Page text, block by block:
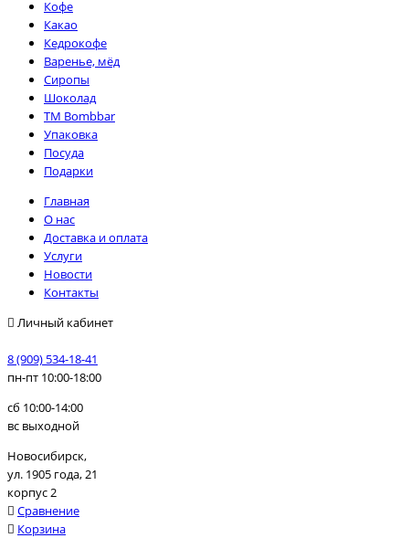
Кофе
Какао
Кедрокофе
Варенье, мёд
Сиропы
Шоколад
TM Bombbar
Упаковка
Посуда
Подарки
Главная
О нас
Доставка и оплата
Услуги
Новости
Контакты
Личный кабинет
8 (909) 534-18-41
пн-пт 10:00-18:00
сб 10:00-14:00
вс выходной
Новосибирск,
ул. 1905 года, 21
корпус 2
Сравнение
Корзина